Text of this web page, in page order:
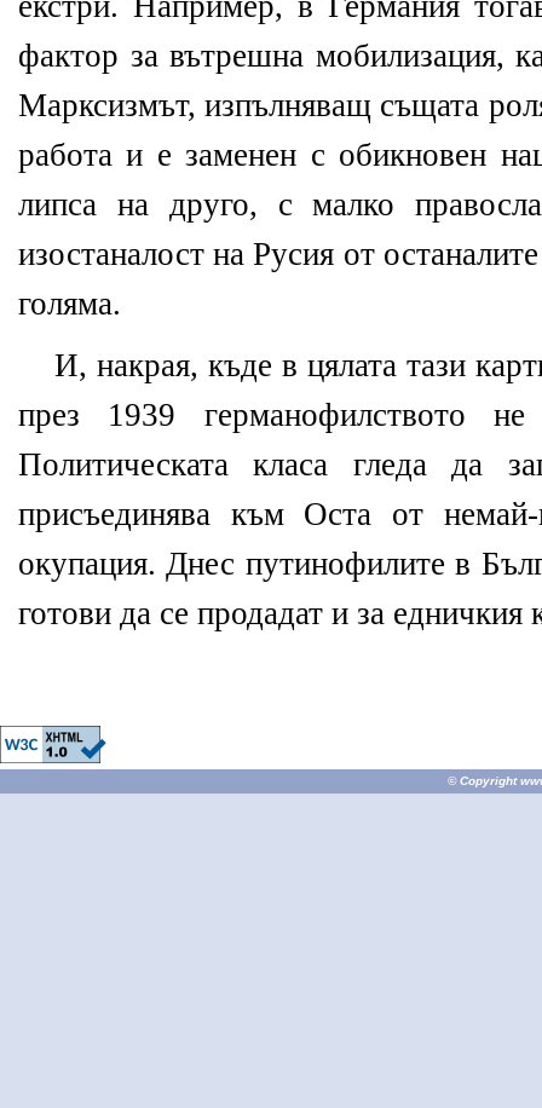
фактор за вътрешна мобилизация,
Марксизмът, изпълняващ същата
работа и е заменен с обикновен
липса на друго, с малко
изостаналост на Русия от
голяма.
И, накрая, къде в цялата тази
през 1939 германофилството
Политическата класа гледа да
присъединява към Оста от
окупация. Днес путинофилите в
готови да се продадат и за едничкия
© Copyright